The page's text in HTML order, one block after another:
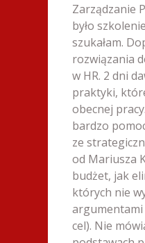
Zarządzanie
było
szukałam.
rozwiązania
w HR. 2 dni
praktyki,
obecnej
bardzo
ze
od Mariusza
budżet, jak
których nie
cel). Nie